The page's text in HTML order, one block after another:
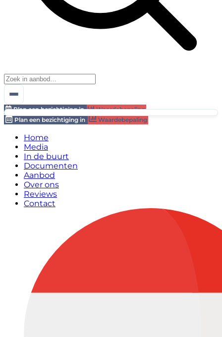
Plan een bezichtiging in
Waardebepaling
Plan een bezichtiging in
Waardebepaling
Home
Media
In de buurt
Documenten
Aanbod
Over ons
Reviews
Contact